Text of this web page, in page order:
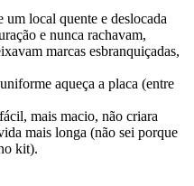
um local quente e deslocada
e nunca rachavam,
marcas esbranquiçadas,
aqueça a placa (entre
mais macio, não criara
mais longa (não sei porque
kit).